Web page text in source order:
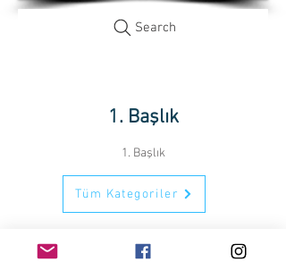
Search
1. Başlık
1. Başlık
Tüm Kategoriler